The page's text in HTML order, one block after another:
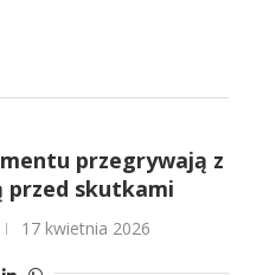
przegrywają z
przed skutkami
17 kwietnia 2026